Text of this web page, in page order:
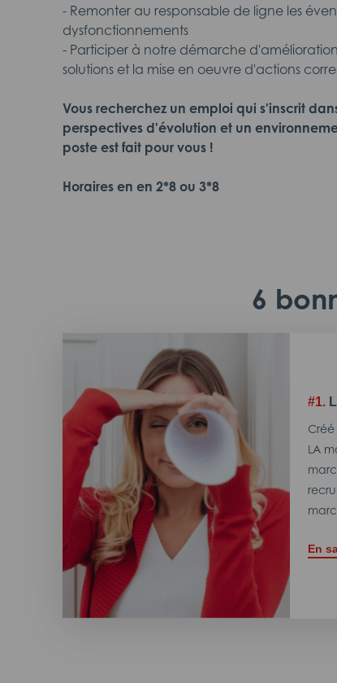
- Remonter au responsable de ligne les
dysfonctionnements
- Participer à notre démarche
solutions et la mise en oeuvre d'actions
Vous recherchez un emploi qui s'inscrit
perspectives d'évolution et un
poste est fait pour vous !
Horaires en en 2*8 ou 3*8
6
#1.
LA
En